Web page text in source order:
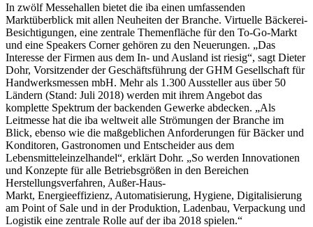
In zwölf Messehallen bietet die iba einen umfassenden
Marktüberblick mit allen Neuheiten der Branche. Virtuelle Bäckerei-
Besichtigungen, eine zentrale Themenfläche für den To-Go-Markt
und eine Speakers Corner gehören zu den Neuerungen. „Das
Interesse der Firmen aus dem In- und Ausland ist riesig“, sagt Dieter
Dohr, Vorsitzender der Geschäftsführung der GHM Gesellschaft für
Handwerksmessen mbH. Mehr als 1.300 Aussteller aus über 50
Ländern (Stand: Juli 2018) werden mit ihrem Angebot das
komplette Spektrum der backenden Gewerke abdecken. „Als
Leitmesse hat die iba weltweit alle Strömungen der Branche im
Blick, ebenso wie die maßgeblichen Anforderungen für Bäcker und
Konditoren, Gastronomen und Entscheider aus dem
Lebensmitteleinzelhandel“, erklärt Dohr. „So werden Innovationen
und Konzepte für alle Betriebsgrößen in den Bereichen
Herstellungsverfahren, Außer-Haus-
Markt, Energieeffizienz, Automatisierung, Hygiene, Digitalisierung
am Point of Sale und in der Produktion, Ladenbau, Verpackung und
Logistik eine zentrale Rolle auf der iba 2018 spielen.“